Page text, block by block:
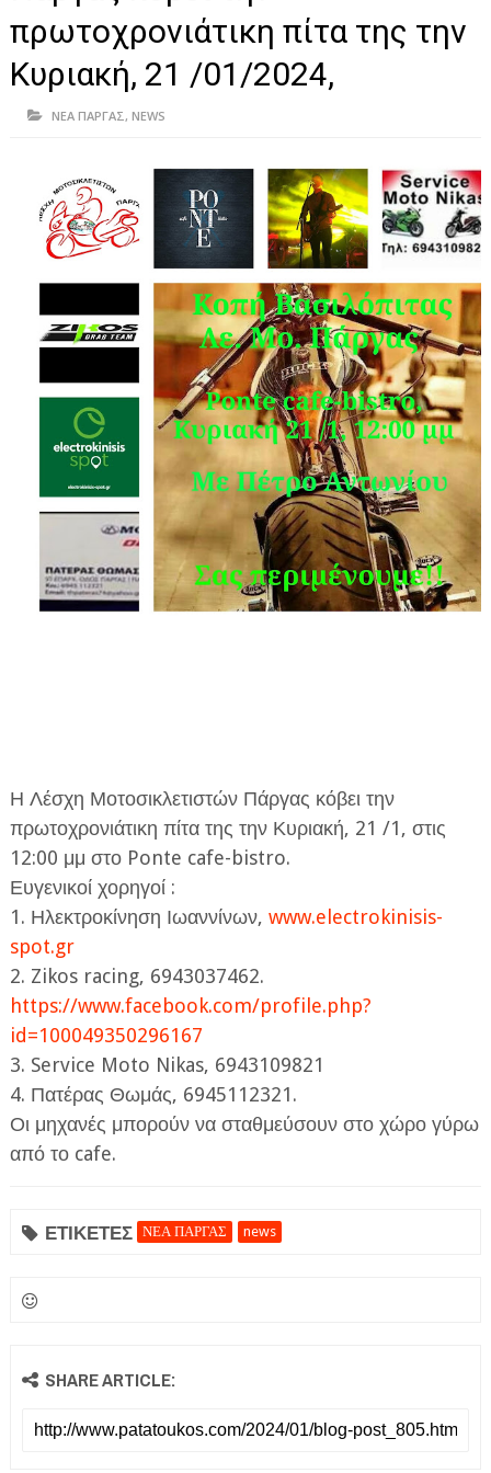
ΗΠΕΙΡΟΣ
ΠΡΕΒΕΖΑ
ΘΕΣΠΡΩΤΙΑ
ΙΟΝΙΑ ΝΗΣΙΑ
ΚΑΙ ΕΛΛΑΔΑ
ΥΓΕΙΑ-ΟΜΟΡΦΙΑ
ΠΕΡΙΒΑΛΛΟΝ
ΤΕΧΝΟΛΟΓΙΑ
ΔΙΕΘΝΗ
πρωτοχρονιάτικη πίτα της την
Κυριακή, 21 /01/2024,
ΝΕΑ ΠΑΡΓΑΣ, NEWS
Η Λέσχη Μοτοσικλετιστών Πάργας κόβει την
πρωτοχρονιάτικη πίτα της την Κυριακή, 21 /1, στις
12:00 μμ στο Ponte cafe-bistro.
Ευγενικοί χορηγοί :
1. Ηλεκτροκίνηση Ιωαννίνων, www.electrokinisis-
spot.gr
2. Zikos racing, 6943037462.
https://www.facebook.com/profile.php?
id=100049350296167
3. Service Moto Nikas, 6943109821
4. Πατέρας Θωμάς, 6945112321.
Οι μηχανές μπορούν να σταθμεύσουν στο χώρο γύρω
από το cafe.
ΕΤΙΚΕΤΕΣ ΝΕΑ ΠΑΡΓΑΣ news
SHARE ARTICLE: